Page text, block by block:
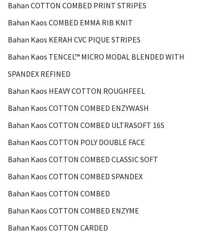
Bahan COTTON COMBED PRINT STRIPES
Bahan Kaos COMBED EMMA RIB KNIT
Bahan Kaos KERAH CVC PIQUE STRIPES
Bahan Kaos TENCEL™ MICRO MODAL BLENDED WITH
SPANDEX REFINED
Bahan Kaos HEAVY COTTON ROUGHFEEL
Bahan Kaos COTTON COMBED ENZYWASH
Bahan Kaos COTTON COMBED ULTRASOFT 16S
Bahan Kaos COTTON POLY DOUBLE FACE
Bahan Kaos COTTON COMBED CLASSIC SOFT
Bahan Kaos COTTON COMBED SPANDEX
Bahan Kaos COTTON COMBED
Bahan Kaos COTTON COMBED ENZYME
Bahan Kaos COTTON CARDED